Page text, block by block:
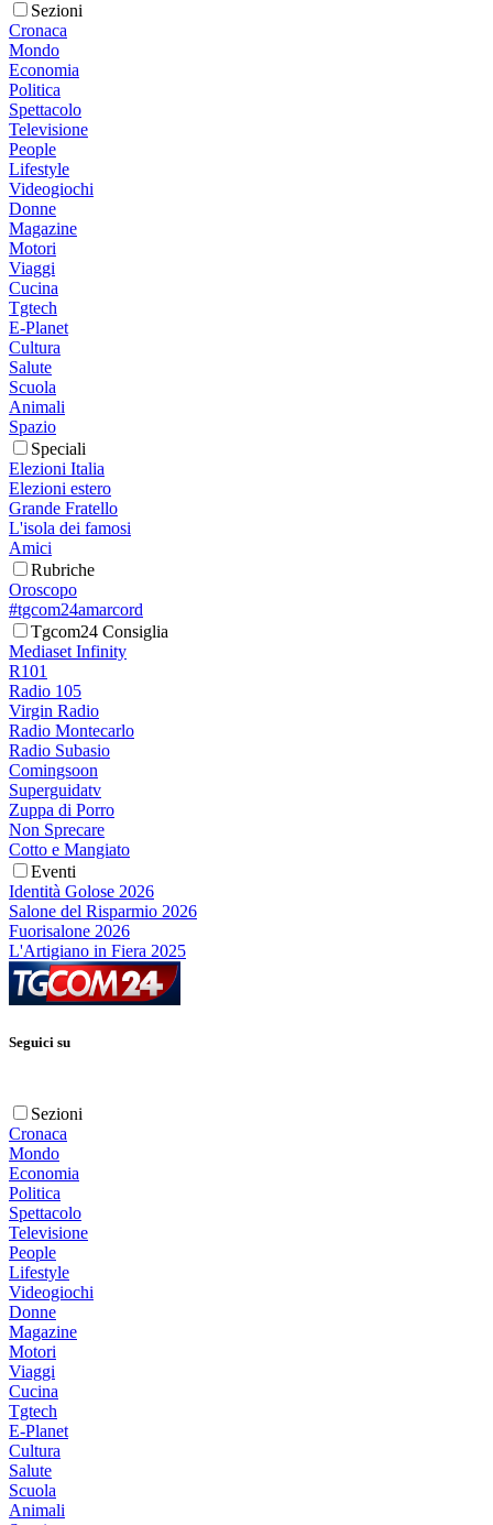
Sezioni
Cronaca
Mondo
Economia
Politica
Spettacolo
Televisione
People
Lifestyle
Videogiochi
Donne
Magazine
Motori
Viaggi
Cucina
Tgtech
E-Planet
Cultura
Salute
Scuola
Animali
Spazio
Speciali
Elezioni Italia
Elezioni estero
Grande Fratello
L'isola dei famosi
Amici
Rubriche
Oroscopo
#tgcom24amarcord
Tgcom24 Consiglia
Mediaset Infinity
R101
Radio 105
Virgin Radio
Radio Montecarlo
Radio Subasio
Comingsoon
Superguidatv
Zuppa di Porro
Non Sprecare
Cotto e Mangiato
Eventi
Identità Golose 2026
Salone del Risparmio 2026
Fuorisalone 2026
L'Artigiano in Fiera 2025
Seguici su
Sezioni
Cronaca
Mondo
Economia
Politica
Spettacolo
Televisione
People
Lifestyle
Videogiochi
Donne
Magazine
Motori
Viaggi
Cucina
Tgtech
E-Planet
Cultura
Salute
Scuola
Animali